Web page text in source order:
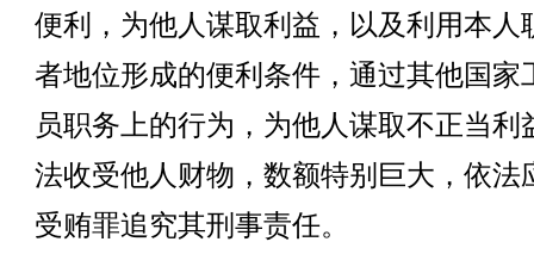
便利，为他人谋取利益，以及利用本人
者地位形成的便利条件，通过其他国家
员职务上的行为，为他人谋取不正当利
法收受他人财物，数额特别巨大，依法
受贿罪追究其刑事责任。